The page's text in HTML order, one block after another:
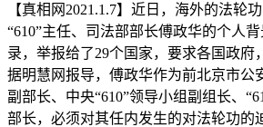
【真相网2021.1.7】近日，海外的法轮
“610”主任、司法部部长傅政华的个人
录，举报给了29个国家，要求各国政府
据明慧网报导，傅政华作为前北京市公
副部长、中央“610”领导小组副组长、
部长，必须对其任内发生的对法轮功的